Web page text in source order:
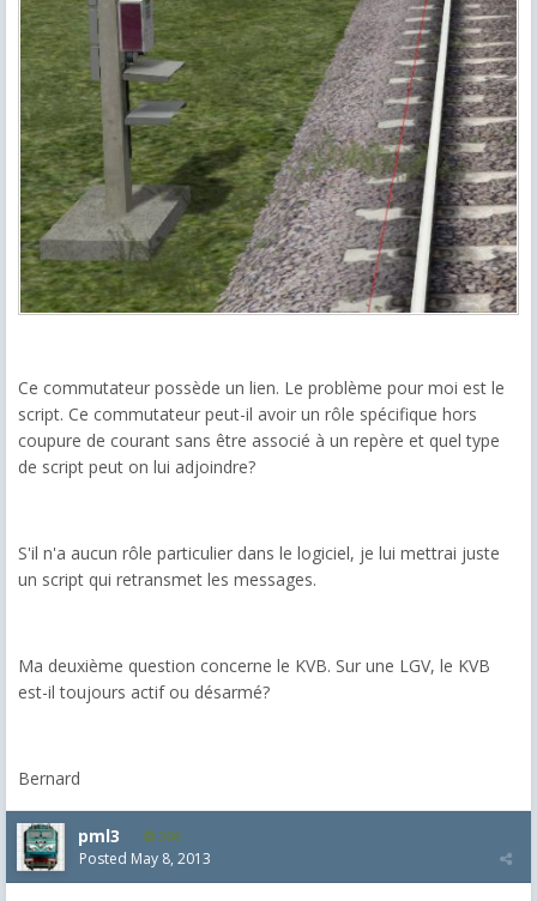
Ce commutateur possède un lien. Le problème pour moi est le
script. Ce commutateur peut-il avoir un rôle spécifique hors
coupure de courant sans être associé à un repère et quel type
de script peut on lui adjoindre?
S'il n'a aucun rôle particulier dans le logiciel, je lui mettrai juste
un script qui retransmet les messages.
Ma deuxième question concerne le KVB. Sur une LGV, le KVB
est-il toujours actif ou désarmé?
Bernard
pml3 306
Posted May 8, 2013